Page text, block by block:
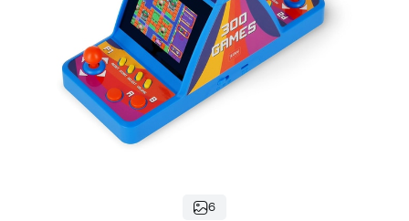
6